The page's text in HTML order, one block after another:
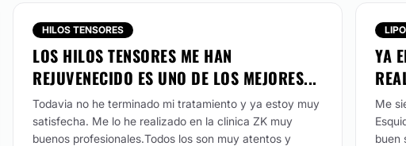
HILOS TENSORES
LOS HILOS TENSORES ME HAN
REJUVENECIDO ES UNO DE LOS MEJORES...
Todavia no he terminado mi tratamiento y ya estoy muy
satisfecha. Me lo he realizado en la clinica ZK muy
buenos profesionales.Todos los son muy atentos y
YA
Me
buen